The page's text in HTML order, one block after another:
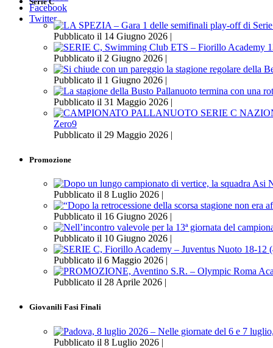
Facebook
Twitter
Pubblicato il 14 Giugno 2026 |
Pubblicato il 2 Giugno 2026 |
Pubblicato il 1 Giugno 2026 |
Pubblicato il 31 Maggio 2026 |
Zero9
Pubblicato il 29 Maggio 2026 |
Promozione
Pubblicato il 8 Luglio 2026 |
Pubblicato il 16 Giugno 2026 |
Pubblicato il 10 Giugno 2026 |
Pubblicato il 6 Maggio 2026 |
Pubblicato il 28 Aprile 2026 |
Giovanili Fasi Finali
Pubblicato il 8 Luglio 2026 |